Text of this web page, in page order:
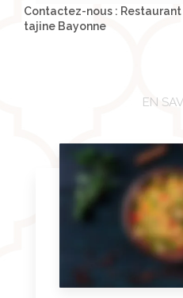
Contactez-nous :
tajine Bayonne
EN